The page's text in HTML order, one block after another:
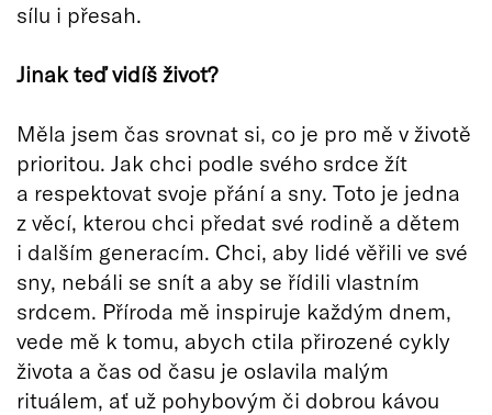
sílu i přesah.
Jinak teď vidíš život?
Měla jsem čas srovnat si, co je pro mě v životě
prioritou. Jak chci podle svého srdce žít
a respektovat svoje přání a sny. Toto je jedna
z věcí, kterou chci předat své rodině a dětem
i dalším generacím. Chci, aby lidé věřili ve své
sny, nebáli se snít a aby se řídili vlastním
srdcem. Příroda mě inspiruje každým dnem,
vede mě k tomu, abych ctila přirozené cykly
života a čas od času je oslavila malým
rituálem, ať už pohybovým či dobrou kávou